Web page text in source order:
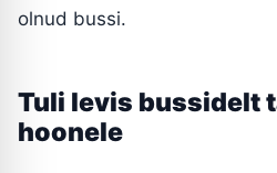
olnud bussi.
Tuli levis bussidelt
hoonele